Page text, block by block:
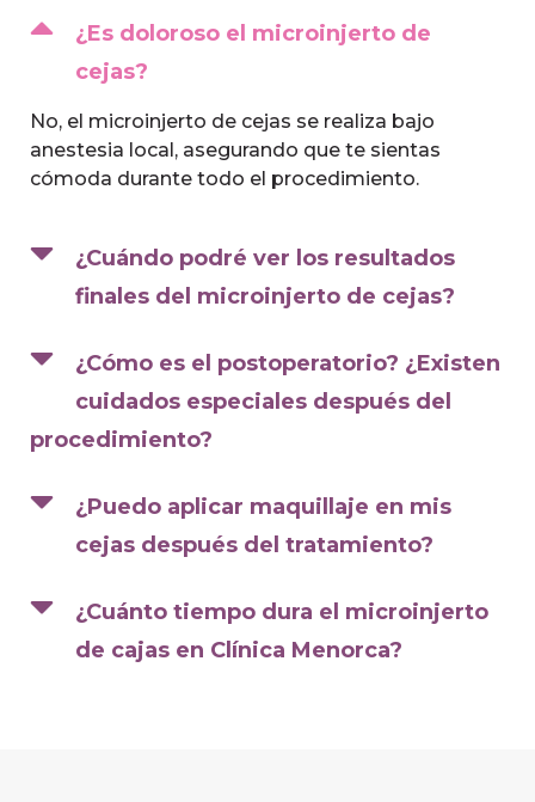
¿Es doloroso el microinjerto de
cejas?
No, el microinjerto de cejas se realiza bajo
anestesia local, asegurando que te sientas
cómoda durante todo el procedimiento.
¿Cuándo podré ver los resultados
finales del microinjerto de cejas?
¿Cómo es el postoperatorio? ¿Existen
cuidados especiales después del
procedimiento?
¿Puedo aplicar maquillaje en mis
cejas después del tratamiento?
¿Cuánto tiempo dura el microinjerto
de cajas en Clínica Menorca?